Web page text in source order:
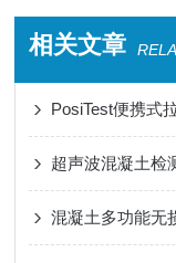
相关文章
PosiTest便携式
超声波混凝土检
混凝土多功能无